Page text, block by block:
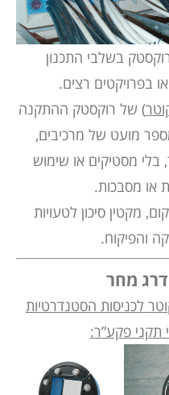
בשלבי התכנון
בפרויקטים רצים.
) של רוקסטק ההתקנה
מועט של מרכיבים,
מסטיקים או שימוש
או מסבכות.
מקטין סיכון לטעויות
והפיקוח.
מחר
לכניסות הסטנדרטיות
תקני פקע”ר: